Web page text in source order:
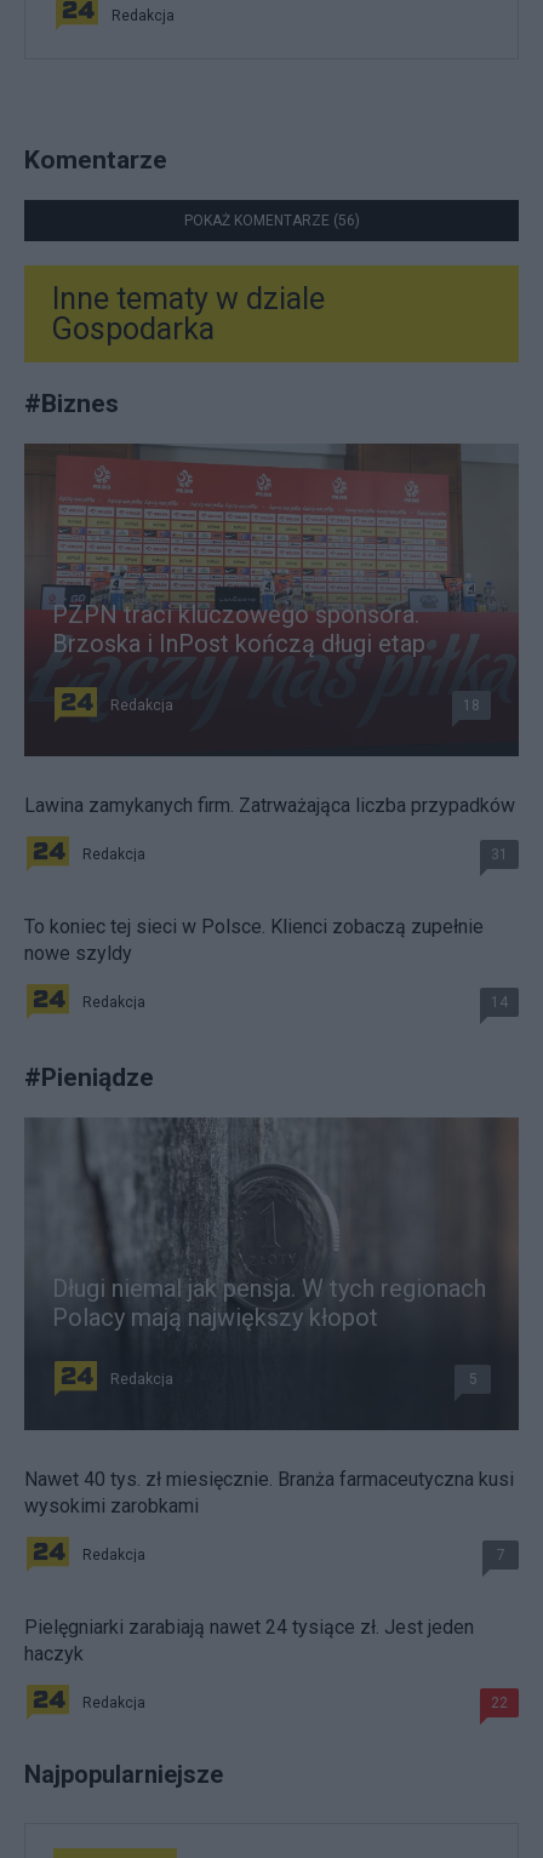
Redakcja
Komentarze
POKAŻ KOMENTARZE (56)
Inne tematy w dziale
Gospodarka
#Biznes
PZPN traci kluczowego sponsora.
Brzoska i InPost kończą długi etap
Redakcja 18
Lawina zamykanych firm. Zatrważająca liczba przypadków
Redakcja 31
To koniec tej sieci w Polsce. Klienci zobaczą zupełnie
nowe szyldy
Redakcja 14
#Pieniądze
Długi niemal jak pensja. W tych regionach
Polacy mają największy kłopot
Redakcja 5
Nawet 40 tys. zł miesięcznie. Branża farmaceutyczna kusi
wysokimi zarobkami
Redakcja 7
Pielęgniarki zarabiają nawet 24 tysiące zł. Jest jeden
haczyk
Redakcja 22
Najpopularniejsze